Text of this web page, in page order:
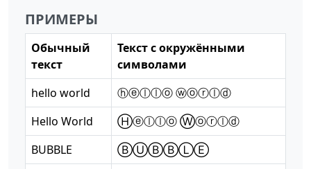
ПРИМЕРЫ
Обычный
текст
Текст с окружёнными
символами
hello world
ⓗⓔⓛⓛⓞ ⓦⓞⓡⓛⓓ
Hello World
Ⓗⓔⓛⓛⓞ Ⓦⓞⓡⓛⓓ
BUBBLE
ⒷⓊⒷⒷⓁⒺ